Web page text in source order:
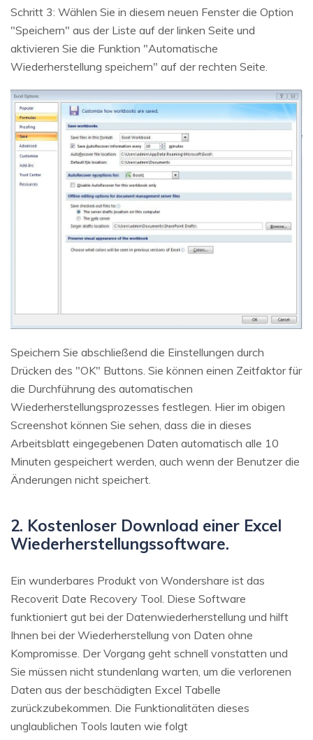
Schritt 3: Wählen Sie in diesem neuen Fenster die Option
"Speichern" aus der Liste auf der linken Seite und
aktivieren Sie die Funktion "Automatische
Wiederherstellung speichern" auf der rechten Seite.
Speichern Sie abschließend die Einstellungen durch
Drücken des "OK" Buttons. Sie können einen Zeitfaktor für
die Durchführung des automatischen
Wiederherstellungsprozesses festlegen. Hier im obigen
Screenshot können Sie sehen, dass die in dieses
Arbeitsblatt eingegebenen Daten automatisch alle 10
Minuten gespeichert werden, auch wenn der Benutzer die
Änderungen nicht speichert.
2. Kostenloser Download einer Excel
Wiederherstellungssoftware.
Ein wunderbares Produkt von Wondershare ist das
Recoverit Date Recovery Tool. Diese Software
funktioniert gut bei der Datenwiederherstellung und hilft
Ihnen bei der Wiederherstellung von Daten ohne
Kompromisse. Der Vorgang geht schnell vonstatten und
Sie müssen nicht stundenlang warten, um die verlorenen
Daten aus der beschädigten Excel Tabelle
zurückzubekommen. Die Funktionalitäten dieses
unglaublichen Tools lauten wie folgt